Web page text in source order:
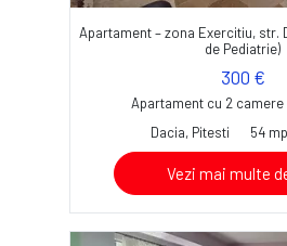
Apartament – zona Exercitiu, str.
de Pediatrie)
300 €
Apartament cu 2
Dacia, Pitesti
54 mp
Vezi mai multe